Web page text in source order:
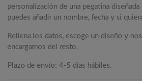
personalizacíón de una pegatina
puedes añadir un nombre, fecha y si
Rellena los datos, escoge un diseño y
encargamos del resto.
Plazo de envío: 4-5 días hábiles.